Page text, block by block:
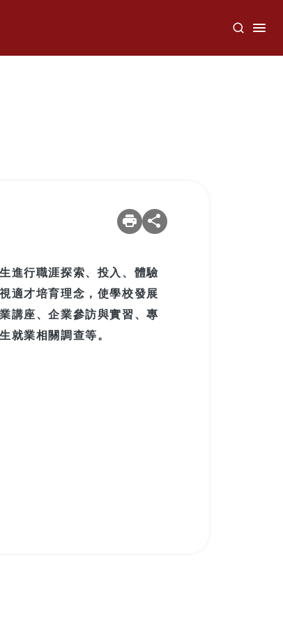
進行職涯探索、投入、體驗
適才培育理念，使學校發展
講座、企業參訪與實習、專
就業相關調查等。